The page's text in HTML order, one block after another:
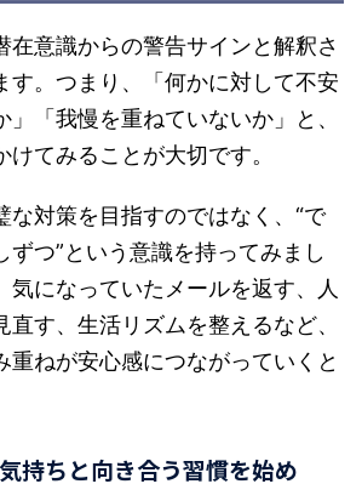
在意識からの警告サインと解釈さ
す。つまり、「何かに対して不安
」「我慢を重ねていないか」と、
けてみることが大切です。
な対策を目指すのではなく、“で
ずつ”という意識を持ってみまし
気になっていたメールを返す、人
直す、生活リズムを整えるなど、
重ねが安心感につながっていくと
持ちと向き合う習慣を始め